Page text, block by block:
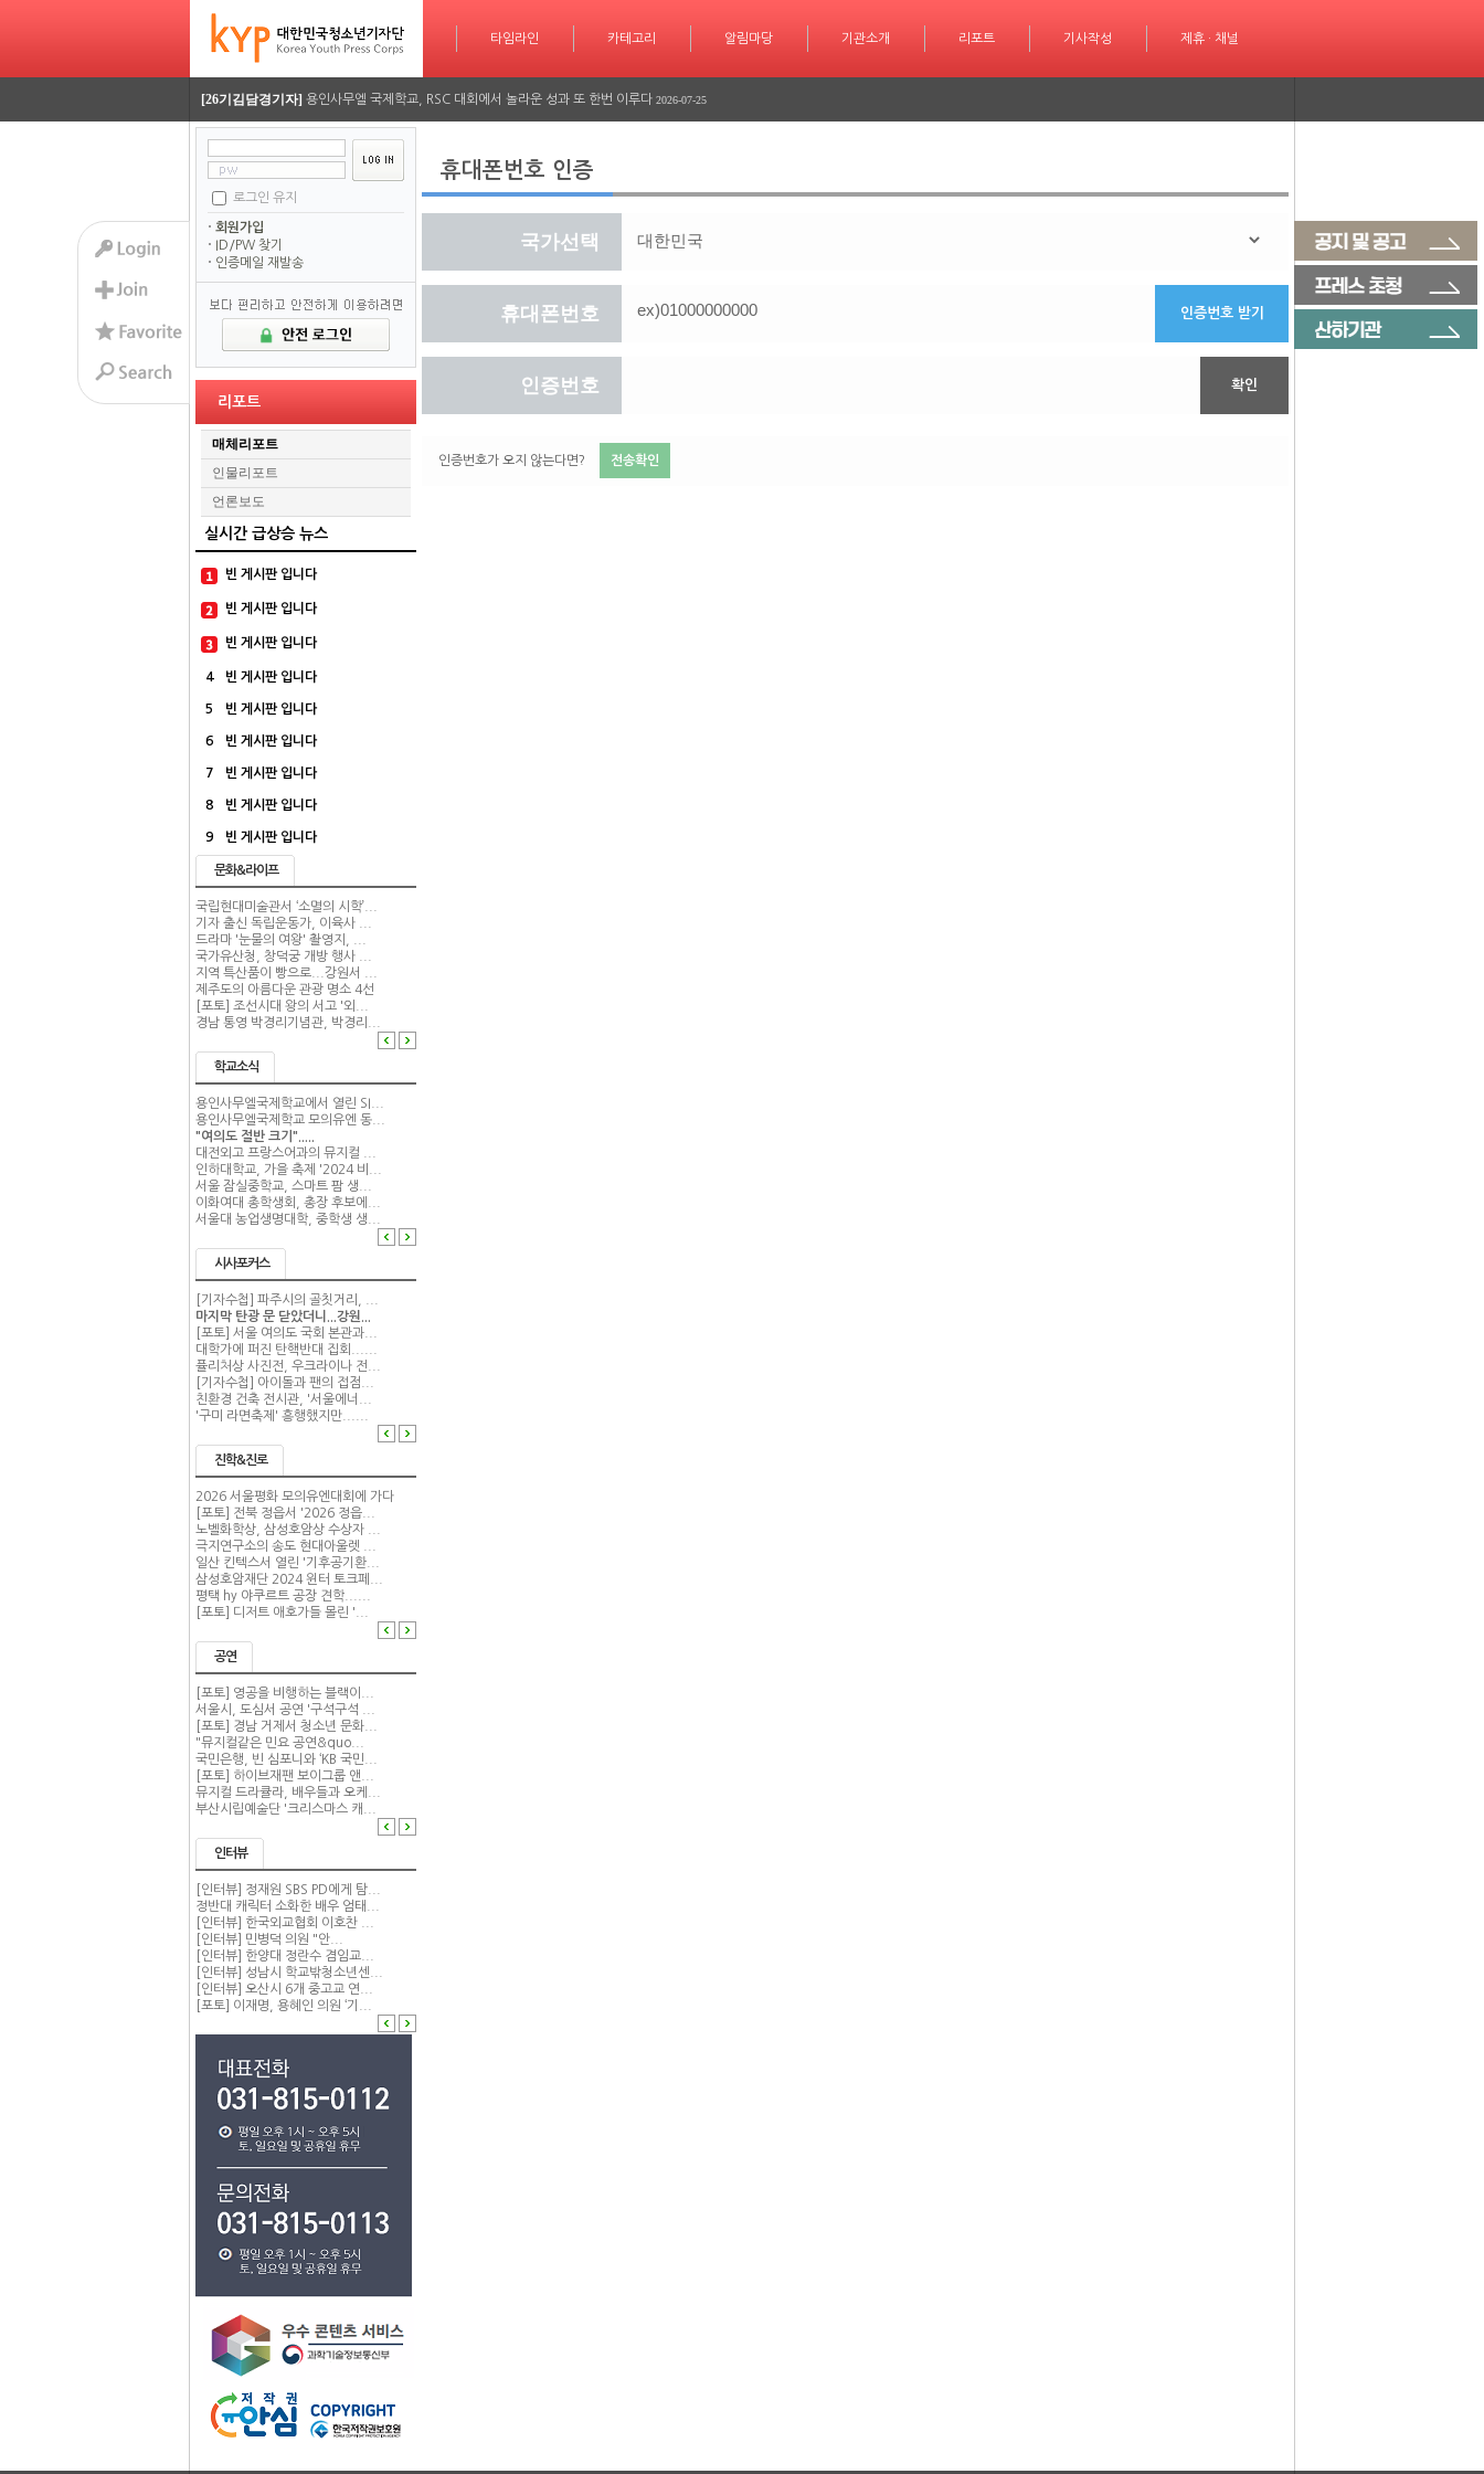
타임라인
타임라인 카테고리
카테고리 알림마당
알림마당 기관소개
기관소개 리포트
리포트 기사작성
기사작성 제휴 · 채널
제휴 · 채널
[26기정재훈기자] AI가 짜주는 맞춤형 방학 시간표…학습 계획도 인공지능 시대 2026-07-30
[26기이율관기자] 수업 시간 덮친 화재, 동탄 학원가 긴급 대피 소동
[26기김담경기자] 2026 서울평화 모의유엔대회에 가다 2026-06-26
[26기김담경기자] 2026 서울평화 모의유엔대회에 가다
[26기정재훈기자]
[26기김담경기자] 용인사무엘 국제학교, RSC 대회에서 놀라운 성과 또 한번 이루다 2026-07-25
[26기이율관기자] 수업 시간 덮친 화재, 동탄 학원가 긴급 대피 소동
[26기김담경기자] 2026-06-26
[26기김담경기자]
로그인 유지
회원가입
ID/PW 찾기
인증메일 재발송
리포트
매체리포트
인물리포트
언론보도
실시간 급상승 뉴스
빈 게시판 입니다
빈 게시판 입니다
빈 게시판 입니다
4 빈 게시판 입니다
5 빈 게시판 입니다
6 빈 게시판 입니다
7 빈 게시판 입니다
8 빈 게시판 입니다
9 빈 게시판 입니다
문화&라이프
국립현대미술관서 ‘소멸의 시학’...
기자 출신 독립운동가, 이육사 ...
드라마 '눈물의 여왕' 촬영지, ...
국가유산청, 창덕궁 개방 행사 ...
지역 특산품이 빵으로...강원서 ...
제주도의 아름다운 관광 명소 4선
[포토] 조선시대 왕의 서고 '외...
경남 통영 박경리기념관, 박경리...
학교소식
용인사무엘국제학교에서 열린 SI...
용인사무엘국제학교 모의유엔 동...
"여의도 절반 크기".....
대전외고 프랑스어과의 뮤지컬 ...
인하대학교, 가을 축제 '2024 비...
서울 잠실중학교, 스마트 팜 생...
이화여대 총학생회, 총장 후보에...
서울대 농업생명대학, 중학생 생...
시사포커스
[기자수첩] 파주시의 골칫거리, ...
마지막 탄광 문 닫았더니...강원...
[포토] 서울 여의도 국회 본관과...
대학가에 퍼진 탄핵반대 집회......
퓰리처상 사진전, 우크라이나 전...
[기자수첩] 아이돌과 팬의 접점...
친환경 건축 전시관, '서울에너...
'구미 라면축제' 흥행했지만......
진학&진로
2026 서울평화 모의유엔대회에 가다
[포토] 전북 정읍서 '2026 정읍...
노벨화학상, 삼성호암상 수상자 ...
극지연구소의 송도 현대아울렛 ...
일산 킨텍스서 열린 '기후공기환...
삼성호암재단 2024 윈터 토크페...
평택 hy 야쿠르트 공장 견학......
[포토] 디저트 애호가들 몰린 '...
공연
[포토] 영공을 비행하는 블랙이...
서울시, 도심서 공연 '구석구석 ...
[포토] 경남 거제서 청소년 문화...
"뮤지컬같은 민요 공연&quo...
국민은행, 빈 심포니와 ‘KB 국민...
[포토] 하이브재팬 보이그룹 앤...
뮤지컬 드라큘라, 배우들과 오케...
부산시립예술단 '크리스마스 캐...
인터뷰
[인터뷰] 정재원 SBS PD에게 탐...
정반대 캐릭터 소화한 배우 엄태...
[인터뷰] 한국외교협회 이호찬 ...
[인터뷰] 민병덕 의원 "안...
[인터뷰] 한양대 정란수 겸임교...
[인터뷰] 성남시 학교밖청소년센...
[인터뷰] 오산시 6개 중고교 연...
[포토] 이재명, 용혜인 의원 ‘기...
휴대폰번호 인증
국가선택
휴대폰번호 인증번호 받기
인증번호 확인
인증번호가 오지 않는다면? 전송확인